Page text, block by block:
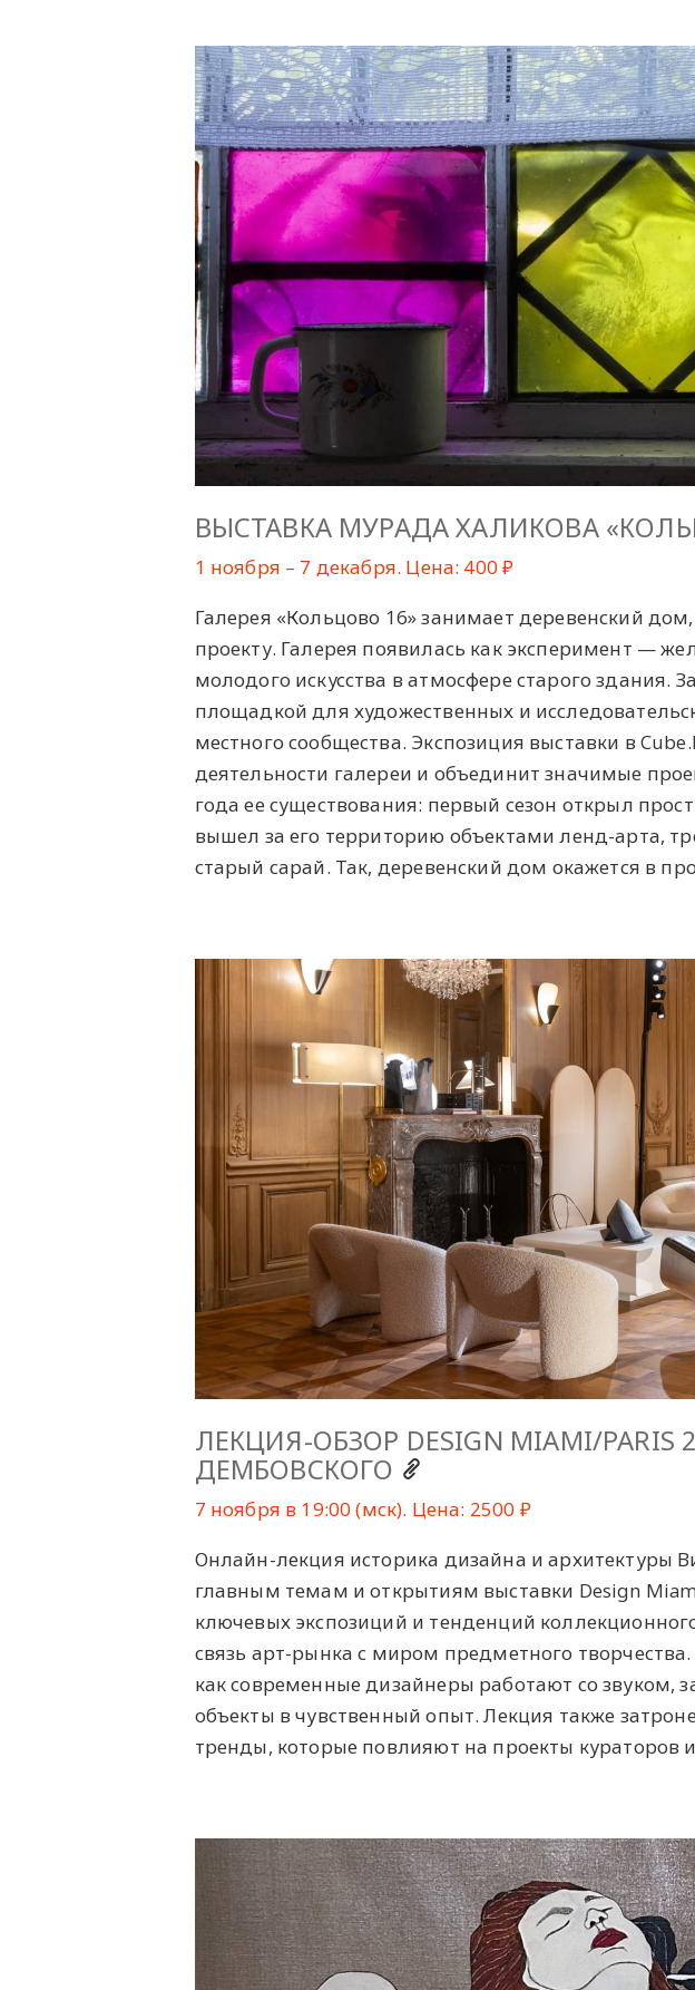
ВЫСТАВКА МУРАДА ХАЛИКОВА
1 ноября – 7 декабря. Цена: 400 ₽
Галерея «Кольцово 16» занимает деревенский
проекту. Галерея появилась как эксперимент —
молодого искусства в атмосфере старого здания.
площадкой для художественных и
местного сообщества. Экспозиция выставки в
деятельности галереи и объединит значимые
года ее существования: первый сезон открыл
вышел за его территорию объектами ленд-арта,
старый сарай. Так, деревенский дом окажется в
ЛЕКЦИЯ-ОБЗОР DESIGN MIAMI/
ДЕМБОВСКОГО
7 ноября в 19:00 (мск). Цена: 2500 ₽
Онлайн-лекция историка дизайна и архитектуры
главным темам и открытиям выставки Design
ключевых экспозиций и тенденций
связь арт-рынка с миром предметного
как современные дизайнеры работают со
объекты в чувственный опыт. Лекция также
тренды, которые повлияют на проекты кураторов